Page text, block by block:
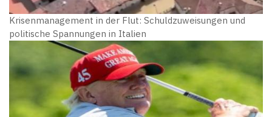
Krisenmanagement in der Flut: Schuldzuweisungen und
politische Spannungen in Italien